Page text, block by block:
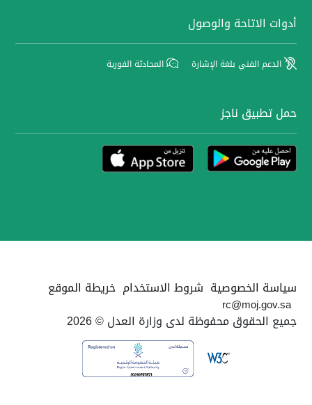
أدوات الاتاحة والوصول
الدعم الفني بلغة الإشارة المحادثة الفورية
حمل تطبيق ناجز
سياسة الخصوصية شروط الاستخدام خريطة الموقع
rc@moj.gov.sa
جميع الحقوق محفوظة لدى وزارة العدل © 2026